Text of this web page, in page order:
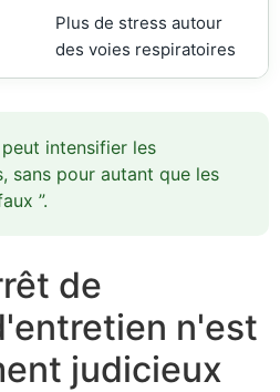
Plus de stress autour
des voies respiratoires
intensifier les
sans pour autant que les
”.
de
n'est
judicieux